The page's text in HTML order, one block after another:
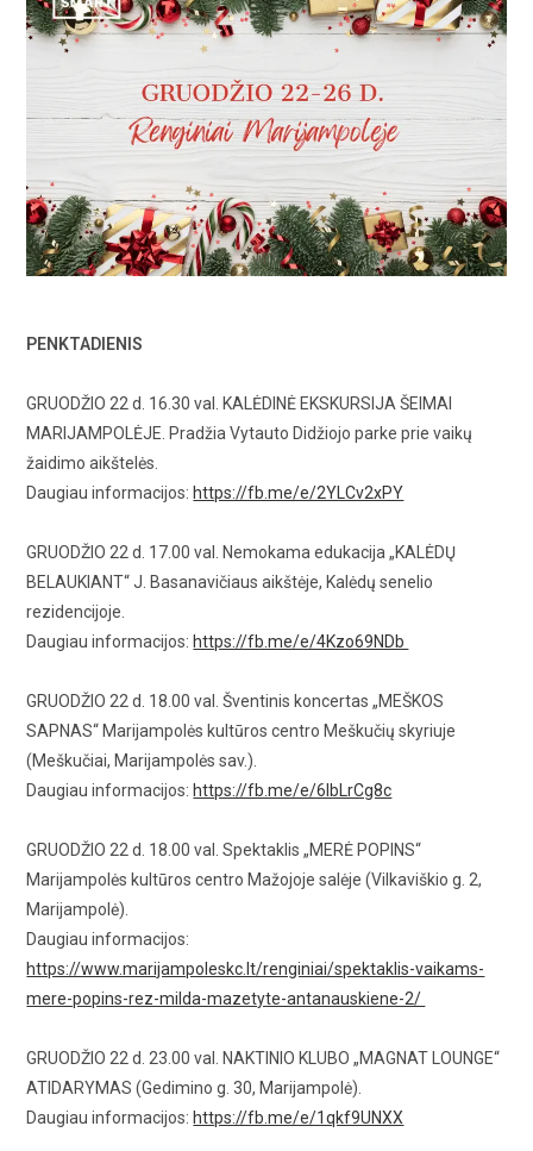
PENKTADIENIS
GRUODŽIO 22 d. 16.30 val. KALĖDINĖ EKSKURSIJA ŠEIMAI
MARIJAMPOLĖJE. Pradžia Vytauto Didžiojo parke prie vaikų
žaidimo aikštelės.
Daugiau informacijos: https://fb.me/e/2YLCv2xPY
GRUODŽIO 22 d. 17.00 val. Nemokama edukacija „KALĖDŲ
BELAUKIANT“ J. Basanavičiaus aikštėje, Kalėdų senelio
rezidencijoje.
Daugiau informacijos: https://fb.me/e/4Kzo69NDb
GRUODŽIO 22 d. 18.00 val. Šventinis koncertas „MEŠKOS
SAPNAS“ Marijampolės kultūros centro Meškučių skyriuje
(Meškučiai, Marijampolės sav.).
Daugiau informacijos: https://fb.me/e/6lbLrCg8c
GRUODŽIO 22 d. 18.00 val. Spektaklis „MERĖ POPINS“
Marijampolės kultūros centro Mažojoje salėje (Vilkaviškio g. 2,
Marijampolė).
Daugiau informacijos:
https://www.marijampoleskc.lt/renginiai/spektaklis-vaikams-
mere-popins-rez-milda-mazetyte-antanauskiene-2/
GRUODŽIO 22 d. 23.00 val. NAKTINIO KLUBO „MAGNAT LOUNGE“
ATIDARYMAS (Gedimino g. 30, Marijampolė).
Daugiau informacijos: https://fb.me/e/1qkf9UNXX